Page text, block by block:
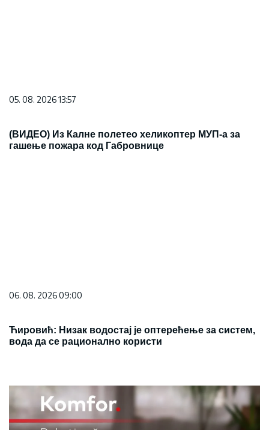
Ћировић: Низак водостај је оптерећење за систем,
09. 07. 2026 09:20